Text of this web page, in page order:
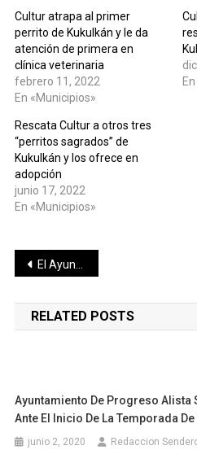
Cultur atrapa al primer
perrito de Kukulkán y le da
atención de primera en
clínica veterinaria
febrero 11, 2022
En «Municipios»
Rescata Cultur a otros tres
“perritos sagrados” de
Kukulkán y los ofrece en
adopción
junio 17, 2022
En «Municipios»
Navegación
de
entradas
El Ayuntamiento de Mérida realizará cuatro Ferias del Empleo
RELATED POSTS
Ayuntamiento De Progreso Alista
Ante El Inicio De La Temporada
junio 2, 2020 Redaccion